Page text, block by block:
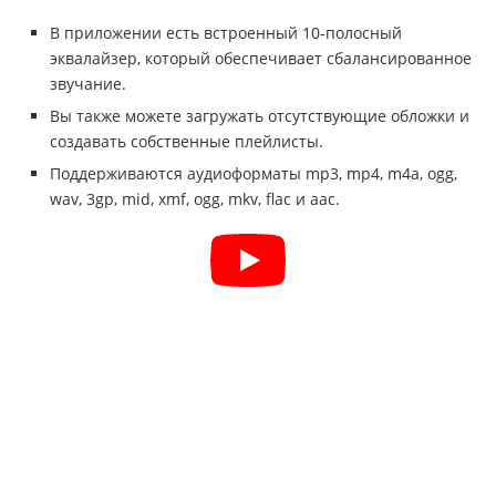
В приложении есть встроенный 10-полосный
эквалайзер, который обеспечивает сбалансированное
звучание.
Вы также можете загружать отсутствующие обложки и
создавать собственные плейлисты.
Поддерживаются аудиоформаты mp3, mp4, m4a, ogg,
wav, 3gp, mid, xmf, ogg, mkv, flac и aac.